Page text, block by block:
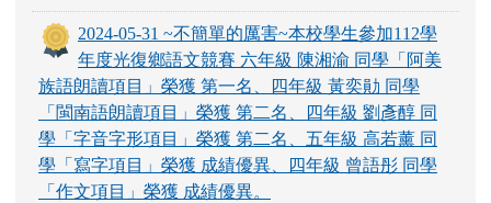
2024-05-31 ~不簡單的厲害~本校學生參加112學
年度光復鄉語文競賽 六年級 陳湘渝 同學「阿美
族語朗讀項目」榮獲 第一名、四年級 黃奕勛 同學
「閩南語朗讀項目」榮獲 第二名、四年級 劉彥醇 同
學「字音字形項目」榮獲 第二名、五年級 高若薰 同
學「寫字項目」榮獲 成績優異、四年級 曾語彤 同學
「作文項目」榮獲 成績優異。